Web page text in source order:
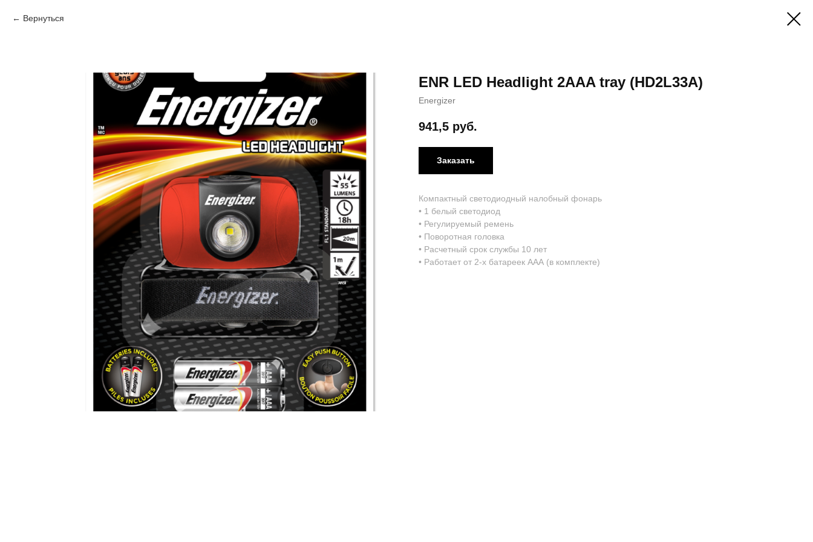
Вернуться
ENR LED Headlight 2AAA tray (HD2L33A)
Energizer
941,5 руб.
Заказать
Компактный светодиодный налобный фонарь
• 1 белый светодиод
• Регулируемый ремень
• Поворотная головка
• Расчетный срок службы 10 лет
• Работает от 2-х батареек ААА (в комплекте)